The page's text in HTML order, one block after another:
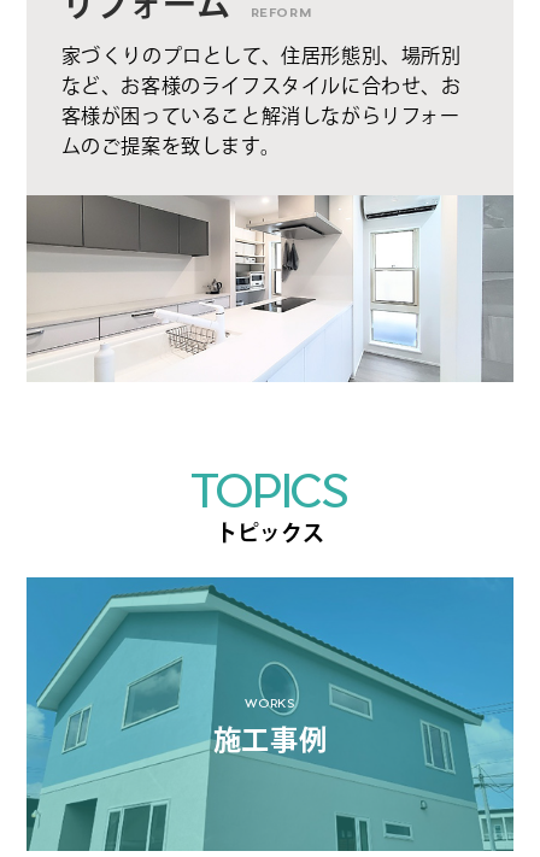
REFORM
家づくりのプロとして、住居形態別、場所別
など、お客様のライフスタイルに合わせ、お
客様が困っていること解消しながらリフォー
ムのご提案を致します。
TOPICS
トピックス
WORKS
施工事例